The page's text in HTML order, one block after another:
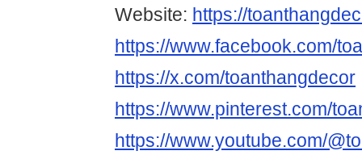
Website: https://
https://www.facebook.com/
https://x.com/toanthangdecor
https://www.pinterest.com/
https://www.youtube.com/